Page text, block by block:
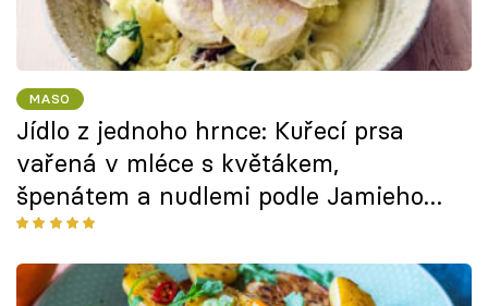
MASO
Jídlo z jednoho hrnce: Kuřecí prsa
vařená v mléce s květákem,
špenátem a nudlemi podle Jamieho
Olivera